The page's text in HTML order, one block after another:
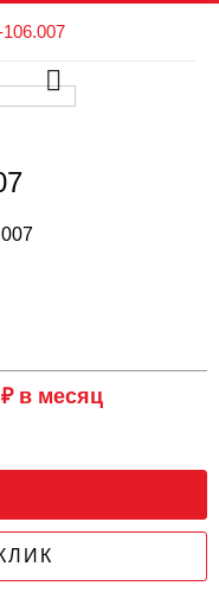
в месяц